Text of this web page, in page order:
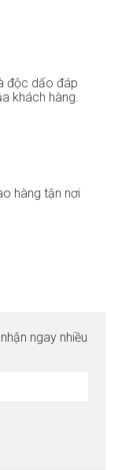
độc dấo đáp
khách hàng.
hàng tận nơi
ngay nhiều